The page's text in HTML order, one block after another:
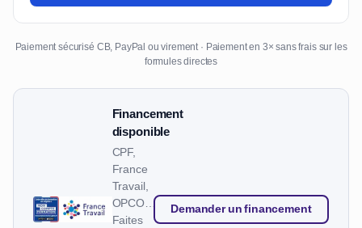
Paiement sécurisé CB, PayPal ou virement · Paiement en 3× sans frais sur les
formules directes
Financement
disponible
CPF,
France
Travail,
OPCO…
Faites
Demander un financement